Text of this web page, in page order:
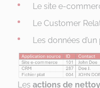
Le site e-
Le Customer
Les données
Les actions de